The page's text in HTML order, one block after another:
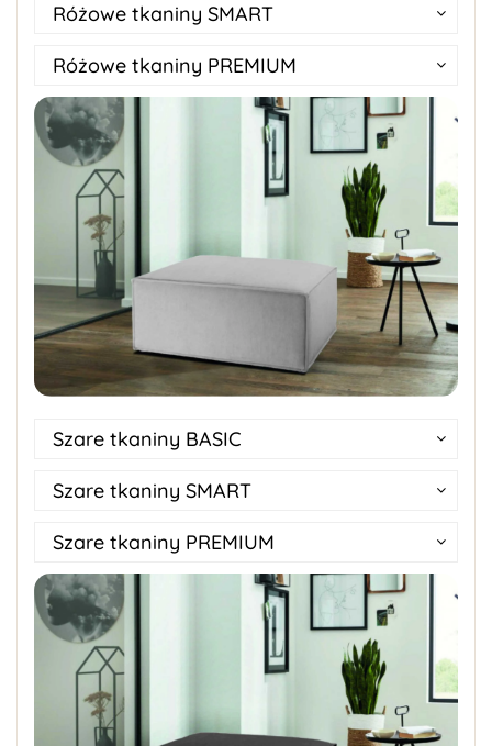
Różowe tkaniny SMART
Różowe tkaniny PREMIUM
Szare tkaniny BASIC
Szare tkaniny SMART
Szare tkaniny PREMIUM